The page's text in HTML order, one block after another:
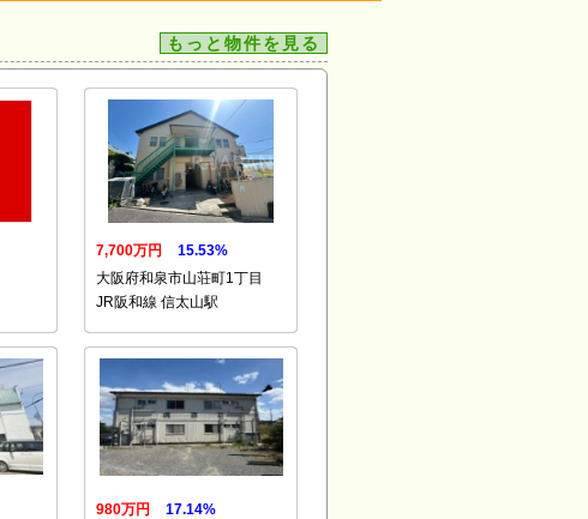
もっと物件を見る
7,700万円
15.53%
大阪府和泉市山荘町1丁目
JR阪和線 信太山駅
980万円
17.14%